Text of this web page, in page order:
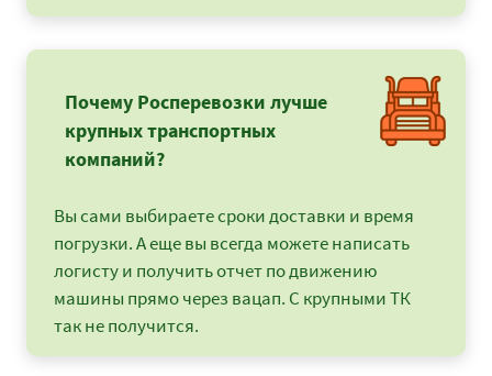
Почему Росперевозки лучше
крупных транспортных
компаний?
Вы сами выбираете сроки доставки и время
погрузки. А еще вы всегда можете написать
логисту и получить отчет по движению
машины прямо через вацап. С крупными ТК
так не получится.